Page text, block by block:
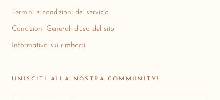
Termini e condizioni del servizio
Condizioni Generali d'uso del sito
Informativa sui rimborsi
UNISCITI ALLA NOSTRA COMMUNITY!